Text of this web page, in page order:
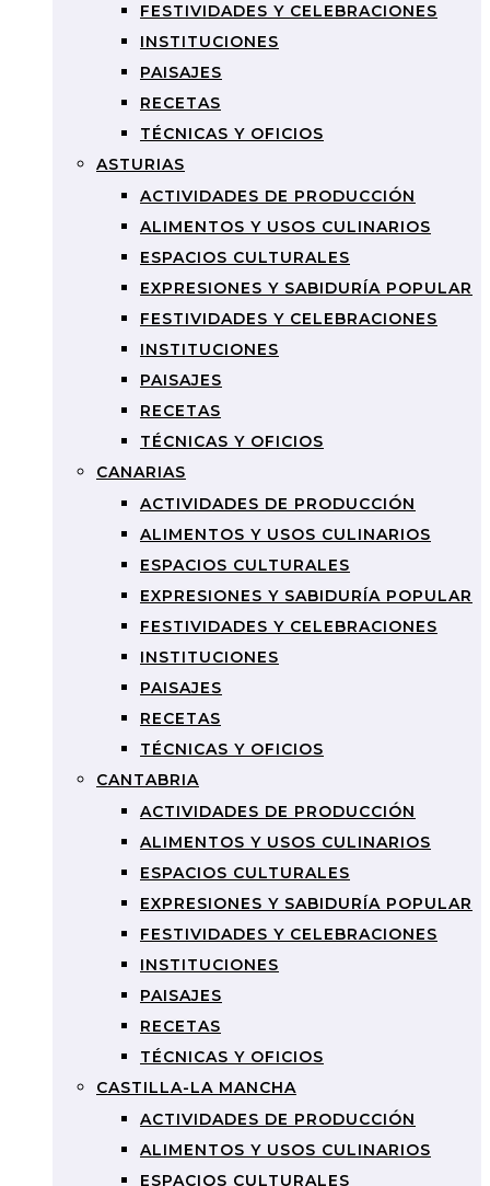
FESTIVIDADES Y CELEBRACIONES
INSTITUCIONES
PAISAJES
RECETAS
TÉCNICAS Y OFICIOS
ASTURIAS
ACTIVIDADES DE PRODUCCIÓN
ALIMENTOS Y USOS CULINARIOS
ESPACIOS CULTURALES
EXPRESIONES Y SABIDURÍA POPULAR
FESTIVIDADES Y CELEBRACIONES
INSTITUCIONES
PAISAJES
RECETAS
TÉCNICAS Y OFICIOS
CANARIAS
ACTIVIDADES DE PRODUCCIÓN
ALIMENTOS Y USOS CULINARIOS
ESPACIOS CULTURALES
EXPRESIONES Y SABIDURÍA POPULAR
FESTIVIDADES Y CELEBRACIONES
INSTITUCIONES
PAISAJES
RECETAS
TÉCNICAS Y OFICIOS
CANTABRIA
ACTIVIDADES DE PRODUCCIÓN
ALIMENTOS Y USOS CULINARIOS
ESPACIOS CULTURALES
EXPRESIONES Y SABIDURÍA POPULAR
FESTIVIDADES Y CELEBRACIONES
INSTITUCIONES
PAISAJES
RECETAS
TÉCNICAS Y OFICIOS
CASTILLA-LA MANCHA
ACTIVIDADES DE PRODUCCIÓN
ALIMENTOS Y USOS CULINARIOS
ESPACIOS CULTURALES